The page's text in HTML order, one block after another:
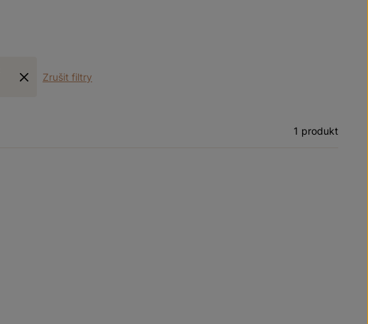
Zrušit filtry
1 produkt